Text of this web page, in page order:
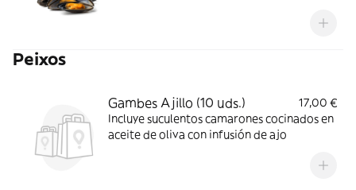
Peixos
Gambes Ajillo (10 uds.)
17,00 €
Incluye suculentos camarones cocinados en
aceite de oliva con infusión de ajo